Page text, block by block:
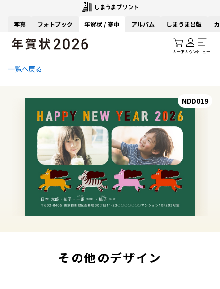
写真 フォトブック 年賀状 / 寒中 アルバム しまうま出版
カートアカウントメニュー
一覧へ戻る
NDD019
その他のデザイン